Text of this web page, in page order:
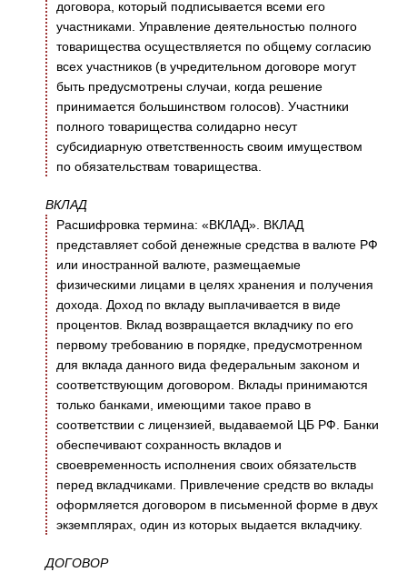
договора, который подписывается всеми его
участниками. Управление деятельностью полного
товарищества осуществляется по общему согласию
всех участников (в учредительном договоре могут
быть предусмотрены случаи, когда решение
принимается большинством голосов). Участники
полного товарищества солидарно несут
субсидиарную ответственность своим имуществом
по обязательствам товарищества.
ВКЛАД
Расшифровка термина: «ВКЛАД». ВКЛАД
представляет собой денежные средства в валюте РФ
или иностранной валюте, размещаемые
физическими лицами в целях хранения и получения
дохода. Доход по вкладу выплачивается в виде
процентов. Вклад возвращается вкладчику по его
первому требованию в порядке, предусмотренном
для вклада данного вида федеральным законом и
соответствующим договором. Вклады принимаются
только банками, имеющими такое право в
соответствии с лицензией, выдаваемой ЦБ РФ. Банки
обеспечивают сохранность вкладов и
своевременность исполнения своих обязательств
перед вкладчиками. Привлечение средств во вклады
оформляется договором в письменной форме в двух
экземплярах, один из которых выдается вкладчику.
ДОГОВОР